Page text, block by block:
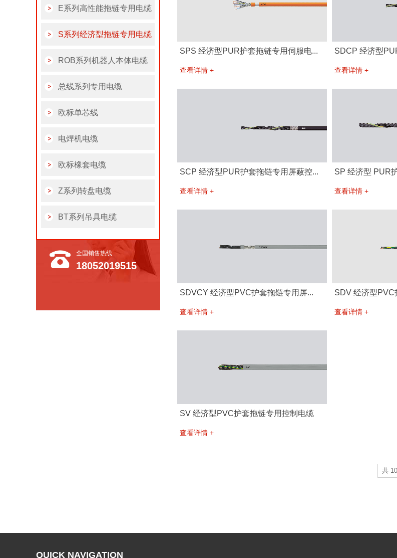
E系列高性能拖链专用电缆
S系列经济型拖链专用电缆
ROB系列机器人本体电缆
总线系列专用电缆
欧标单芯线
电焊机电缆
欧标橡套电缆
Z系列转盘电缆
BT系列吊具电缆
全国销售热线
18052019515
SPS 经济型PUR护套拖链专用伺服电...
查看详情 +
SDCP 经济型
查看详情 +
SCP 经济型PUR护套拖链专用屏蔽控...
查看详情 +
SP 经济型 PUR
查看详情 +
SDVCY 经济型PVC护套拖链专用屏...
查看详情 +
SDV 经济型PVC
查看详情 +
SV 经济型PVC护套拖链专用控制电缆
查看详情 +
共
QUICK NAVIGATION